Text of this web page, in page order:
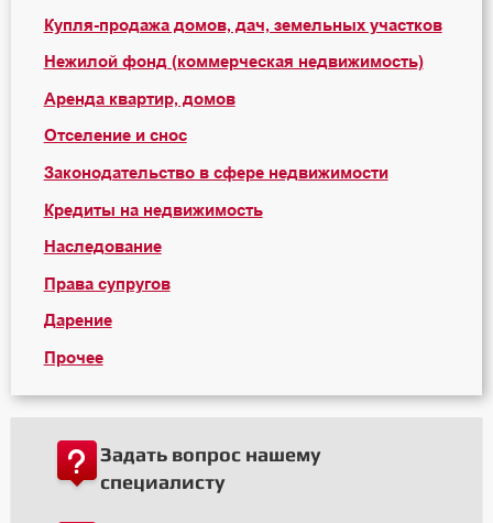
Купля-продажа домов, дач, земельных участков
Нежилой фонд (коммерческая недвижимость)
Аренда квартир, домов
Отселение и снос
Законодательство в сфере недвижимости
Кредиты на недвижимость
Наследование
Права супругов
Дарение
Прочее
Задать вопрос нашему
специалисту